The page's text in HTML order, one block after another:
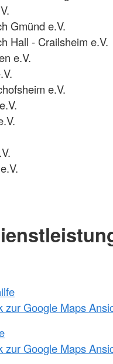
Gmünd e.V.
Hall - Crailsheim e.V.
e.V.
e.V.
zur Google Maps
zur Google Maps